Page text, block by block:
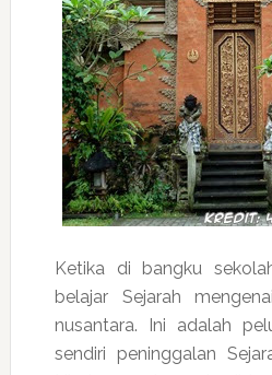
Ketika di bangku
belajar Sejarah
nusantara. Ini adalah
sendiri peninggalan